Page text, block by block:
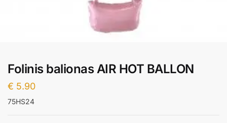
Folinis balionas AIR HOT BALLON
€ 5.90
75HS24